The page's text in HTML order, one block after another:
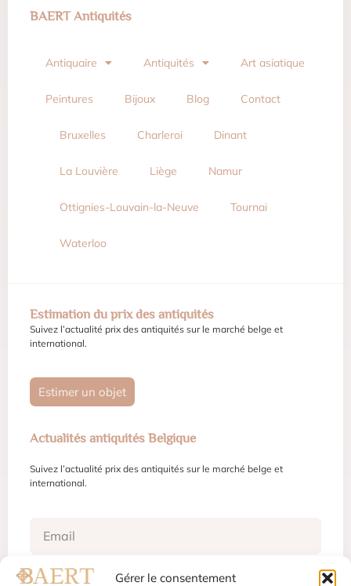
Gérer le consentement
BAERT Antiquités
Antiquaire Antiquités Art asiatique
Peintures Bijoux Blog Contact
Bruxelles Charleroi Dinant
La Louvière Liège Namur
Ottignies-Louvain-la-Neuve Tournai
Waterloo
Estimation du prix des antiquités
Suivez l’actualité prix des antiquités sur le marché belge et
international.
Estimer un objet
Actualités antiquités Belgique
Suivez l’actualité prix des antiquités sur le marché belge et
international.
S'inscrire